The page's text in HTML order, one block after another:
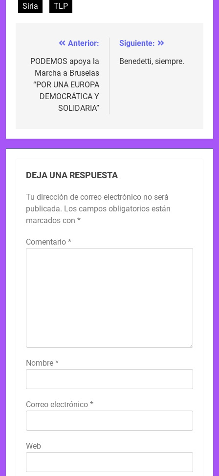
Siria
TLP
Navegación
de
entradas
Anterior:
PODEMOS apoya la
Marcha a Bruselas
“POR UNA EUROPA
DEMOCRÁTICA Y
SOLIDARIA”
Siguiente:
Benedetti, siempre.
DEJA UNA RESPUESTA
Tu dirección de correo electrónico no será
publicada. Los campos obligatorios están
marcados con *
Comentario *
Nombre *
Correo electrónico *
Web